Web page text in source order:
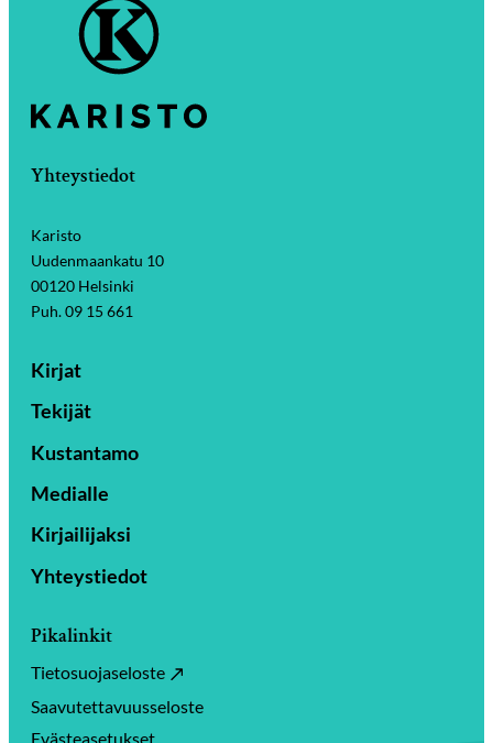
Yhteystiedot
Karisto
Uudenmaankatu 10
00120 Helsinki
Puh. 09 15 661
Kirjat
Tekijät
Kustantamo
Medialle
Kirjailijaksi
Yhteystiedot
Pikalinkit
Tietosuojaseloste
Saavutettavuusseloste
Evästeasetukset